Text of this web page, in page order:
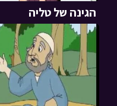
הגינה של טליה